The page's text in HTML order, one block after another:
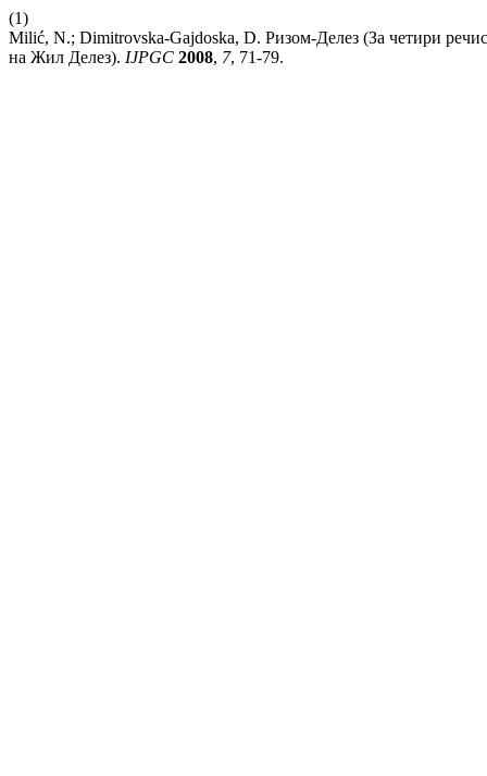
(1)
Milić, N.; Dimitrovska-Gajdoska, D. Ризом-Делез (За четири
на Жил Делез). IJPGC 2008, 7, 71-79.